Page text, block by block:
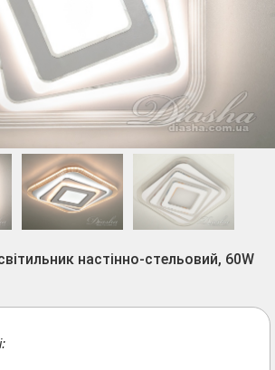
настінно-стельовий, 60W